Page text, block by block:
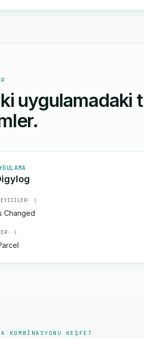
· 1
Changed
· 1
KOMBINASYONU KEŞFET